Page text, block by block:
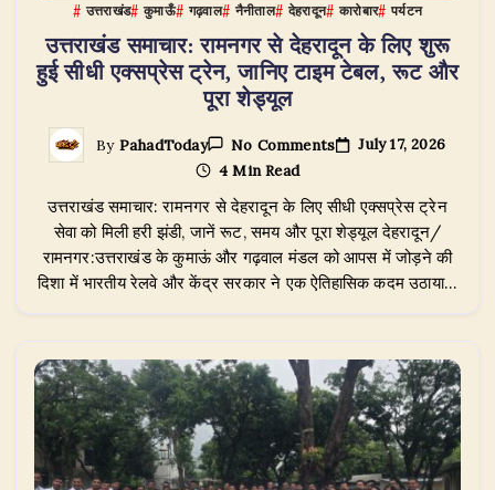
उत्तराखंड कुमाऊँ गढ़वाल नैनीताल देहरादून कारोबार पर्यटन
उत्तराखंड समाचार: रामनगर से देहरादून के लिए शुरू
हुई सीधी एक्सप्रेस ट्रेन, जानिए टाइम टेबल, रूट और
पूरा शेड्यूल
By PahadToday No CommentsOn
रामनगर
से
देहरादून
के
लिए
शुरू
सीधी
एक्सप्रेस
ट्रेन,
जानिए
टाइम
टेबल,
रूट
और
पूरा
शेड्यूल
July 17, 2026
4 Min Read
उत्तराखंड समाचार: रामनगर से देहरादून के लिए सीधी एक्सप्रेस ट्रेन
सेवा को मिली हरी झंडी, जानें रूट, समय और पूरा शेड्यूल देहरादून/
रामनगर:उत्तराखंड के कुमाऊं और गढ़वाल मंडल को आपस में जोड़ने की
दिशा में भारतीय रेलवे और केंद्र सरकार ने एक ऐतिहासिक कदम उठाया…